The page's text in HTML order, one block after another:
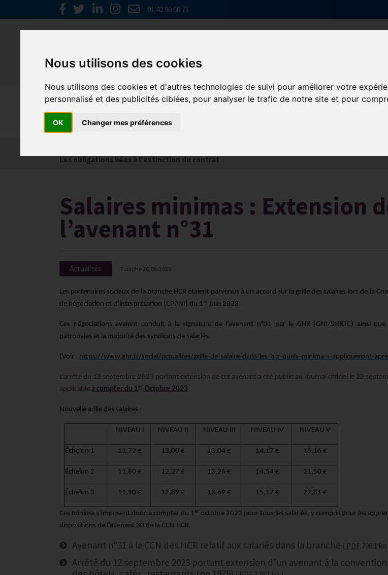
Nous utilisons des cookies
Nous utilisons des cookies et d'autres technologies de suivi pour améliorer votre
personnalisé et des publicités ciblées, pour analyser le trafic de notre site et pour
OK Changer mes préférences
01 42 96 60 75
Social
Les obligations liées à l’extinction du contrat
Salaires minimas : Extension
l’avenant n°31
Actualités Publié le 26/09/2023
Les partenaires sociaux de la branche HCR étaient parvenus à un accord sur la grille des salaires lors de la
de négociation et d’interprétation (CPPNI) du 1er juin 2023.
Ces négociations avaient conduit à la signature de l’avenant n°31 par le GHR (GNI/SNRTC) ainsi que
patronales et la majorité des syndicats de salariés.
(Voir : https://www.ghr.fr/social/actualites/grille-de-salaire-dans-les-hcr-quels-minima-s-appliqueront-
L’arrêté du 12 septembre 2023 portant extension de cet avenant a été publié au Journal officiel le 23
applicable à compter du 1er Octobre 2023
Nouvelle grille des salaires :
NIVEAU I NIVEAU II NIVEAU III NIVEAU IV NIVEAU V
Échelon 1 11,72 € 12,00 € 13,04 € 14,17 € 18,16 €
Échelon 2 11,80 € 12,27 € 13,26 € 14,54 € 21,50 €
Échelon 3 11,90 € 12,89 € 13,69 € 15,17 € 27,81 €
Ces minima s’imposent donc à compter du 1er octobre 2023 pour tous les salariés, y compris pour les
dispositions de l’avenant 30 de la CCN HCR.
Avenant n°31 à la CCN des HCR relatif aux salariés dans la branche PDF 798.1 ko
Arrêté du 12 septembre 2023 portant extension d’un avenant à la